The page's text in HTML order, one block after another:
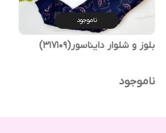
ناموجود
بلوز و شلوار دایناسور(317109)
ناموجود